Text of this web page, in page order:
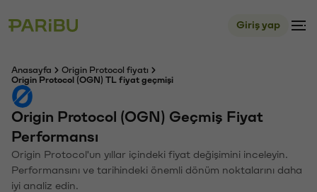
Giriş yap
Anasayfa
Origin Protocol fiyatı
Origin Protocol (OGN) TL fiyat geçmişi
Origin Protocol (OGN) Geçmiş Fiyat
Performansı
Origin Protocol'un yıllar içindeki fiyat değişimini inceleyin.
Performansını ve tarihindeki önemli dönüm noktalarını daha
iyi analiz edin.